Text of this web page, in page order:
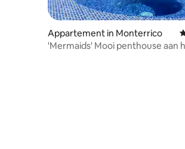
Appartement in Monterrico
'Mermaids' Mooi penthouse aan